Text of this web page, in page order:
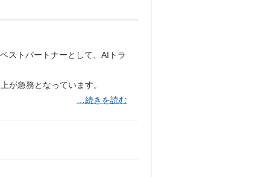
ストパートナーとして、AIトラ
が急務となっています。
…続きを読む